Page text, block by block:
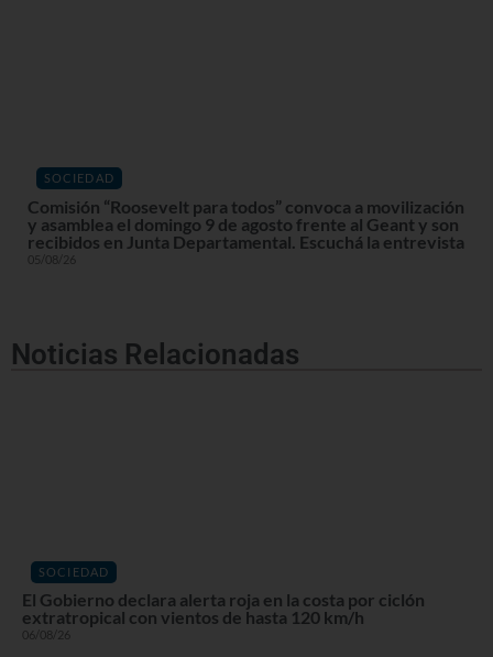
SOCIEDAD
Comisión “Roosevelt para todos” convoca a movilización
y asamblea el domingo 9 de agosto frente al Geant y son
recibidos en Junta Departamental. Escuchá la entrevista
05/08/26
Noticias Relacionadas
SOCIEDAD
El Gobierno declara alerta roja en la costa por ciclón
extratropical con vientos de hasta 120 km/h
06/08/26